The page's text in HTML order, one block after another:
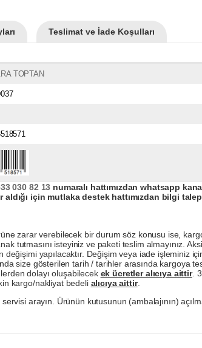
Teslimat ve İade Koşulları
TOPTAN
030 82 13 numaralı hattımızdan whatsapp
için mutlaka destek hattımızdan bilgi
zarar verebilecek bir durum söz konusu ise,
tutmasını isteyiniz ve paketi teslim almayınız.
yapılacaktır. Değişim veya iade işleminiz
size gösterilen tarih / tarihler arasında kargoya
dolayı oluşabilecek ek ücretler alıcıya aittir.
kargo/nakliyat bedeli alıcıya aittir.
arayın. Ürünün kutusunun (ambalajının)